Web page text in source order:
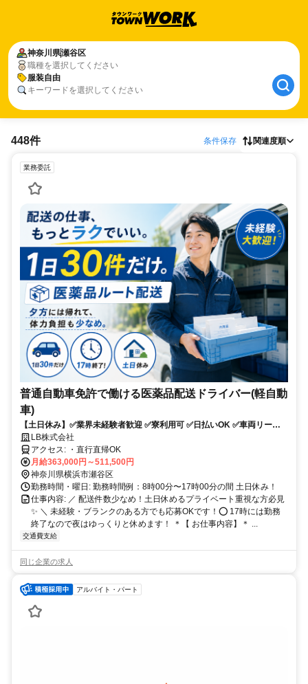
神奈川県瀬谷区
職種を選択してください
服装自由
キーワードを選択してください
448件 条件保存 関連度順
業務委託
普通自動車免許で働ける医薬品配送ドライバー(軽自動
車)
【土日休み】✅業界未経験者歓迎 ✅寮利用可 ✅日払いOK ✅車両リース
可！✅配送件数少なめ
LB株式会社
アクセス: ・直行直帰OK
月給363,000円～511,500円
神奈川県横浜市瀬谷区
勤務時間・曜日: 勤務時間例：8時00分〜17時00分の間 土日休み！
仕事内容: ／ 配送件数少なめ！土日休めるプライベート重視な方必見
✨ ＼ 未経験・ブランクのある方でも応募OKです！⭕️ 17時には勤務
終了なので夜はゆっくりと休めます！ ＊【 お仕事内容】＊ ...
交通費支給
同じ企業の求人
アルバイト・パート